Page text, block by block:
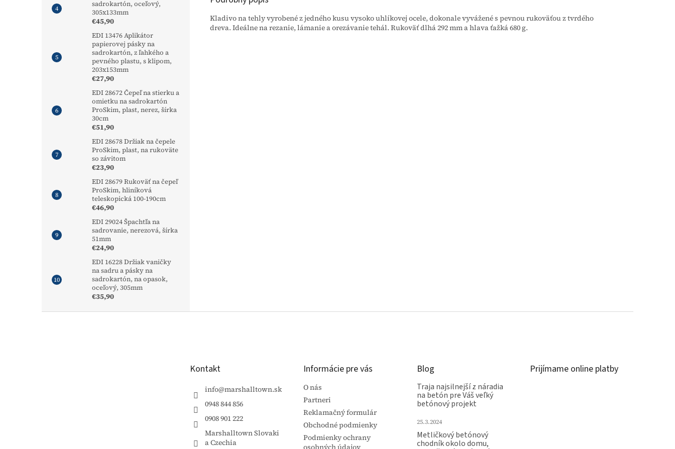
sadrokartón, oceľový,
305x133mm
€45,90
EDI 13476 Aplikátor
papierovej pásky na
sadrokartón, z ľahkého a
pevného plastu, s klipom,
203x153mm
€27,90
EDI 28672 Čepeľ na stierku a
omietku na sadrokartón
ProSkim, plast, nerez, šírka
30cm
€51,90
EDI 28678 Držiak na čepele
ProSkim, plast, na rukoväte
so závitom
€23,90
EDI 28679 Rukoväť na čepeľ
ProSkim, hliníková
teleskopická 100-190cm
€46,90
EDI 29024 Špachtľa na
sadrovanie, nerezová, šírka
51mm
€24,90
EDI 16228 Držiak vaničky
na sadru a pásky na
sadrokartón, na opasok,
oceľový, 305mm
€35,90
Kladivo na tehly vyrobené z jedného kusu vysoko uhlíkovej ocele, dokonale vyvážené s pevnou rukoväťou z tvrdého
dreva. Ideálne na rezanie, lámanie a orezávanie tehál. Rukoväť dlhá 292 mm a hlava ťažká 680 g.
Kontakt
info@marshalltown.sk
0948 844 856
0908 901 222
Marshalltown Slovaki
a Czechia
Informácie pre vás
O nás
Partneri
Reklamačný formulár
Obchodné podmienky
Podmienky ochrany
osobných údajov
Blog
Traja najsilnejší z náradia
na betón pre Váš veľký
betónový projekt
25.3.2024
Metličkový betónový
chodník okolo domu,
Prijímame online platby